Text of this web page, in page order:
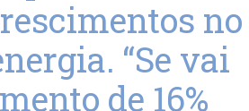
no
“Se vai
de 16%